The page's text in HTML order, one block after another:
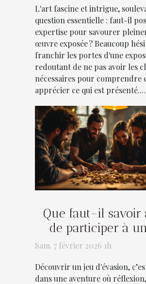
L'art fascine et intrigue,
question essentielle : faut-il
expertise pour savourer
œuvre exposée ? Beaucoup
franchir les portes d'une
redoutant de ne pas avoir les
nécessaires pour comprendre
apprécier ce qui est présenté....
Que faut-il savoir
de participer à
d'évasion ?
Sam. 7 février 2026 1h
Découvrir un jeu d'évasion,
dans une aventure où